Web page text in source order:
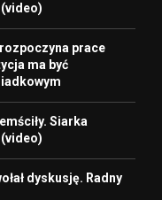
prace
ma być
Siarka
dyskusję. Radny